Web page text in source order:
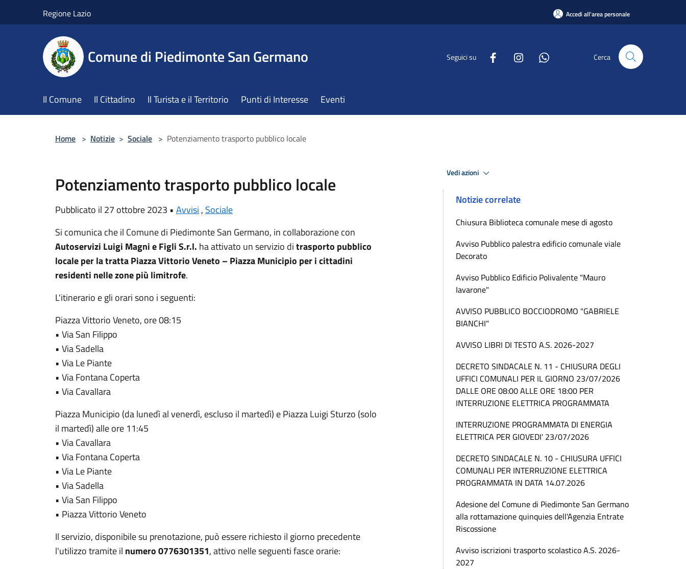
Regione Lazio Accedi all'area personale
Comune di Piedimonte San Germano Seguici su Cerca
Il Comune Il Cittadino Il Turista e il Territorio Punti di Interesse Eventi
Home > Notizie > Sociale > Potenziamento trasporto pubblico locale
Potenziamento trasporto pubblico locale
Pubblicato il 27 ottobre 2023 • Avvisi , Sociale
Si comunica che il Comune di Piedimonte San Germano, in collaborazione con
Autoservizi Luigi Magni e Figli S.r.l. ha attivato un servizio ditrasporto pubblico
locale per la tratta Piazza Vittorio Veneto – Piazza Municipio per i cittadini
residenti nelle zone più limitrofe.
L'itinerario e gli orari sono i seguenti:
Piazza Vittorio Veneto, ore 08:15
• Via San Filippo
• Via Sadella
• Via Le Piante
• Via Fontana Coperta
• Via Cavallara
Piazza Municipio (da lunedì al venerdì, escluso il martedì) e Piazza Luigi Sturzo (solo
il martedì) alle ore 11:45
• Via Cavallara
• Via Fontana Coperta
• Via Le Piante
• Via Sadella
• Via San Filippo
• Piazza Vittorio Veneto
Il servizio, disponibile su prenotazione, può essere richiesto il giorno precedente
l'utilizzo tramite il numero 0776301351, attivo nelle seguenti fasce orarie:
Vedi azioni
Notizie correlate
Chiusura Biblioteca comunale mese di agosto
Avviso Pubblico palestra edificio comunale viale
Decorato
Avviso Pubblico Edificio Polivalente "Mauro
Iavarone"
AVVISO PUBBLICO BOCCIODROMO "GABRIELE
BIANCHI"
AVVISO LIBRI DI TESTO A.S. 2026-2027
DECRETO SINDACALE N. 11 - CHIUSURA DEGLI
UFFICI COMUNALI PER IL GIORNO 23/07/2026
DALLE ORE 08:00 ALLE ORE 18:00 PER
INTERRUZIONE ELETTRICA PROGRAMMATA
INTERRUZIONE PROGRAMMATA DI ENERGIA
ELETTRICA PER GIOVEDI' 23/07/2026
DECRETO SINDACALE N. 10 - CHIUSURA UFFICI
COMUNALI PER INTERRUZIONE ELETTRICA
PROGRAMMATA IN DATA 14.07.2026
Adesione del Comune di Piedimonte San Germano
alla rottamazione quinquies dell'Agenzia Entrate
Riscossione
Avviso iscrizioni trasporto scolastico A.S. 2026-
2027